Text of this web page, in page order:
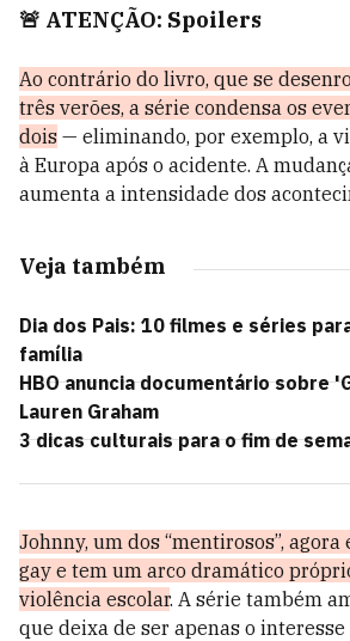
🚨 ATENÇÃO: Spoilers
Ao contrário do livro, que se
três verões, a série condensa os
dois — eliminando, por exemplo, a
à Europa após o acidente. A
aumenta a intensidade dos
Veja também
Dia dos Pais: 10 filmes e séries
família
HBO anuncia documentário sobre
Lauren Graham
3 dicas culturais para o fim de
Johnny, um dos “mentirosos”,
gay e tem um arco dramático
violência escolar. A série também
que deixa de ser apenas o